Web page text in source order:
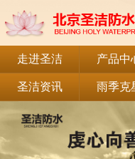
走进圣洁 产品中
圣洁资讯 雨季克